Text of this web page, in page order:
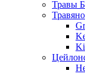
Травы